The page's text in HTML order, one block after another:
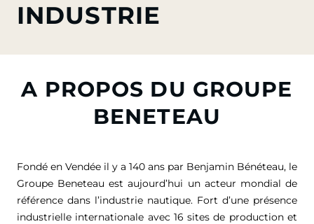
INDUSTRIE
A PROPOS DU GROUPE
BENETEAU
Fondé en Vendée il y a 140 ans par Benjamin Bénéteau, le
Groupe Beneteau est aujourd’hui un acteur mondial de
référence dans l’industrie nautique. Fort d’une présence
industrielle internationale avec 16 sites de production et